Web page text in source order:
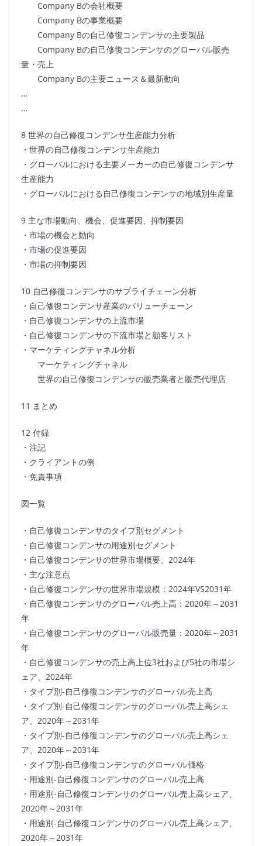
Company Bの会社概要
Company Bの事業概要
Company Bの自己修復コンデンサの主要製品
Company Bの自己修復コンデンサのグローバル販売
量・売上
Company Bの主要ニュース＆最新動向
…
…
8 世界の自己修復コンデンサ生産能力分析
・世界の自己修復コンデンサ生産能力
・グローバルにおける主要メーカーの自己修復コンデンサ
生産能力
・グローバルにおける自己修復コンデンサの地域別生産量
9 主な市場動向、機会、促進要因、抑制要因
・市場の機会と動向
・市場の促進要因
・市場の抑制要因
10 自己修復コンデンサのサプライチェーン分析
・自己修復コンデンサ産業のバリューチェーン
・自己修復コンデンサの上流市場
・自己修復コンデンサの下流市場と顧客リスト
・マーケティングチャネル分析
マーケティングチャネル
世界の自己修復コンデンサの販売業者と販売代理店
11 まとめ
12 付録
・注記
・クライアントの例
・免責事項
図一覧
・自己修復コンデンサのタイプ別セグメント
・自己修復コンデンサの用途別セグメント
・自己修復コンデンサの世界市場概要、2024年
・主な注意点
・自己修復コンデンサの世界市場規模：2024年VS2031年
・自己修復コンデンサのグローバル売上高：2020年～2031
年
・自己修復コンデンサのグローバル販売量：2020年～2031
年
・自己修復コンデンサの売上高上位3社および5社の市場シ
ェア、2024年
・タイプ別-自己修復コンデンサのグローバル売上高
・タイプ別-自己修復コンデンサのグローバル売上高シェ
ア、2020年～2031年
・タイプ別-自己修復コンデンサのグローバル売上高シェ
ア、2020年～2031年
・タイプ別-自己修復コンデンサのグローバル価格
・用途別-自己修復コンデンサのグローバル売上高
・用途別-自己修復コンデンサのグローバル売上高シェア、
2020年～2031年
・用途別-自己修復コンデンサのグローバル売上高シェア、
2020年～2031年